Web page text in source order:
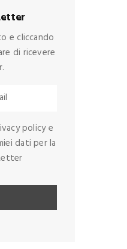
e cliccando
di ricevere
policy e
dati per la